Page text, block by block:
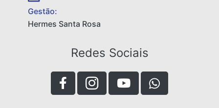
Gestão:
Hermes Santa Rosa
Redes Sociais